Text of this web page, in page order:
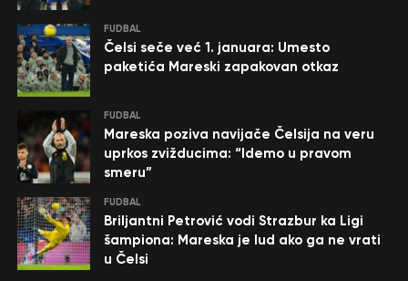
FUDBAL
Čelsi seče već 1. januara: Umesto
paketića Mareski zapakovan otkaz
FUDBAL
Mareska poziva navijače Čelsija na veru
uprkos zvižducima: “Idemo u pravom
smeru”
FUDBAL
Briljantni Petrović vodi Strazbur ka Ligi
šampiona: Mareska je lud ako ga ne vrati
u Čelsi